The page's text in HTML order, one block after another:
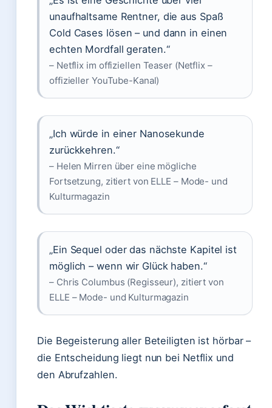
unaufhaltsame Rentner, die aus Spaß
Cold Cases lösen – und dann in einen
echten Mordfall geraten.“
– Netflix im offiziellen Teaser (Netflix –
offizieller YouTube-Kanal)
„Ich würde in einer Nanosekunde
zurückkehren.“
– Helen Mirren über eine mögliche
Fortsetzung, zitiert von ELLE – Mode- und
Kulturmagazin
„Ein Sequel oder das nächste Kapitel ist
möglich – wenn wir Glück haben.“
– Chris Columbus (Regisseur), zitiert von
ELLE – Mode- und Kulturmagazin
Die Begeisterung aller Beteiligten ist hörbar –
die Entscheidung liegt nun bei Netflix und
den Abrufzahlen.